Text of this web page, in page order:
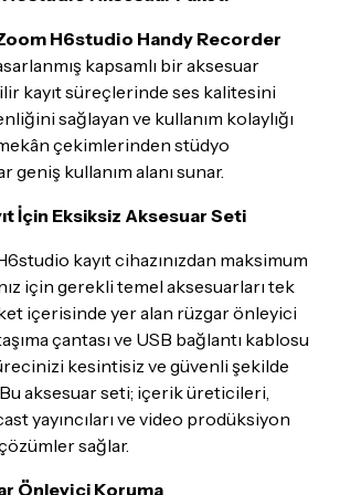
ürün kategorilerine göre farklılık
almadan önce ilgili ürünün
kontrol ettiğinizden emin olun.
H6studio Handy Recorder
kapsamlı bir aksesuar
kayıt süreçlerinde ses kalitesini
sağlayan ve kullanım kolaylığı
çekimlerinden stüdyo
geniş kullanım alanı sunar.
İçin Eksiksiz Aksesuar Seti
kayıt cihazınızdan maksimum
için gerekli temel aksesuarları tek
içerisinde yer alan rüzgar önleyici
çantası ve USB bağlantı kablosu
kesintisiz ve güvenli şekilde
aksesuar seti; içerik üreticileri,
yayıncıları ve video prodüksiyon
sağlar.
Önleyici Koruma